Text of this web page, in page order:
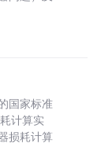
国家标准
计算实
损耗计算